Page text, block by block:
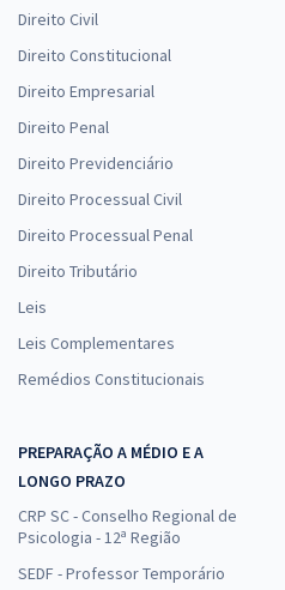
Direito Civil
Direito Constitucional
Direito Empresarial
Direito Penal
Direito Previdenciário
Direito Processual Civil
Direito Processual Penal
Direito Tributário
Leis
Leis Complementares
Remédios Constitucionais
PREPARAÇÃO A MÉDIO E A
LONGO PRAZO
CRP SC - Conselho Regional de
Psicologia - 12ª Região
SEDF - Professor Temporário